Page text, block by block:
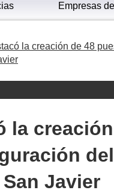
Empresas
la creación de 48
la
Javier